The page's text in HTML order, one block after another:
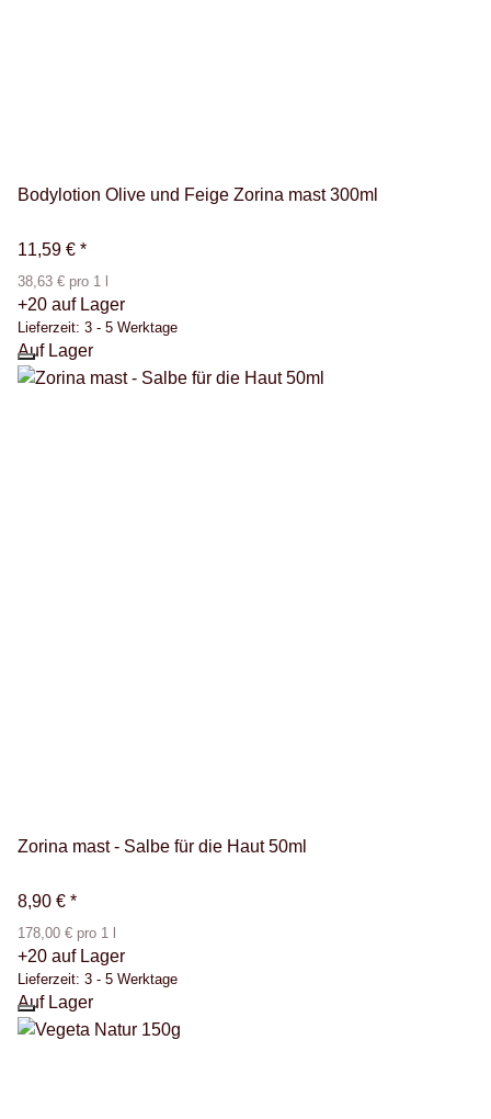
Bodylotion Olive und Feige Zorina mast 300ml
11,59 € *
38,63 € pro 1 l
+20 auf Lager
Lieferzeit: 3 - 5 Werktage
Auf Lager
Zorina mast - Salbe für die Haut 50ml
8,90 € *
178,00 € pro 1 l
+20 auf Lager
Lieferzeit: 3 - 5 Werktage
Auf Lager